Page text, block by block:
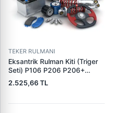
TEKER RULMANI
Eksantrik Rulman Kiti (Triger
Seti) P106 P206 P206+
(T3A) C2 C3 C3 2 TU1JP /
TU1A (1,0 8V / 1,1 8V)
8V E5) | LITENS LT9790010A
2.525,66 TL